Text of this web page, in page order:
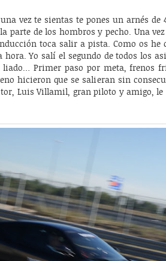
una vez te sientas te pones un arnés
parte de los hombros y pecho. Una
toca salir a pista. Como os
Yo salí el segundo de todos los
Primer paso por meta, frenos
hicieron que se salieran sin
Luis Villamil, gran piloto y amigo,